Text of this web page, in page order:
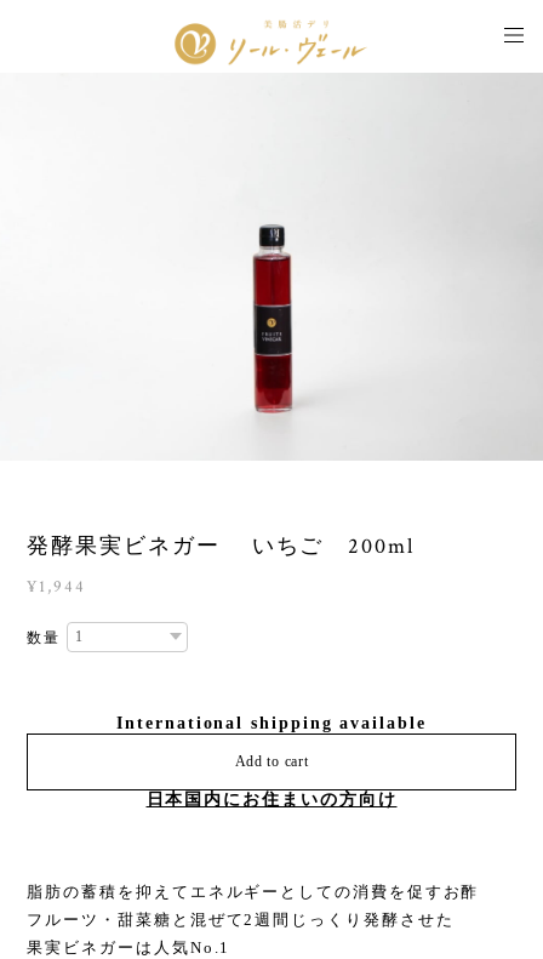
発酵果実ビネガー いちご 200ml
¥1,944
数量
International shipping available
Add to cart
日本国内にお住まいの方向け
脂肪の蓄積を抑えてエネルギーとしての消費を促すお酢
フルーツ・甜菜糖と混ぜて2週間じっくり発酵させた
果実ビネガーは人気No.1